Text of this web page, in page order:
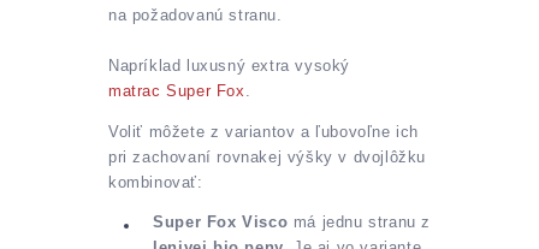
na požadovanú stranu.
Napríklad luxusný extra vysoký
matrac Super Fox
Voliť môžete z variantov a ľubovoľne ich
pri zachovaní rovnakej výšky v dvojlôžku
kombinovať:
Super Fox Visco má jednu stranu z